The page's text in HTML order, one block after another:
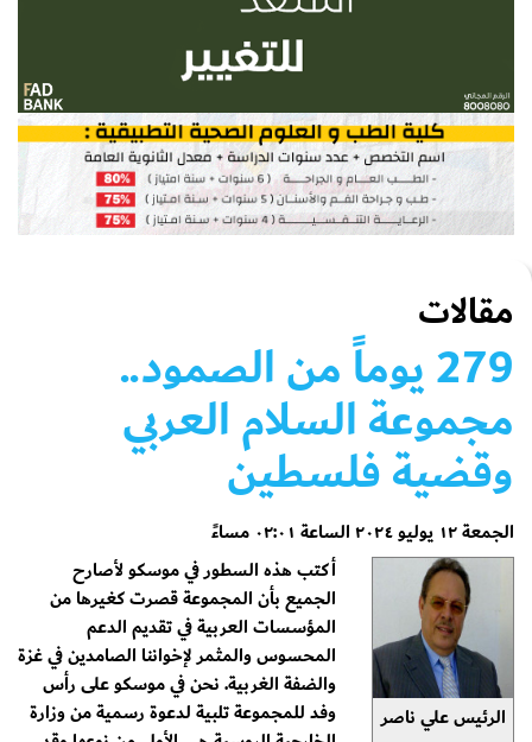
مقالات
279 يوماً من الصمود..
مجموعة السلام العربي
وقضية فلسطين
الجمعة ١٢ يوليو ٢٠٢٤ الساعة ٠٢:٠١ مساءً
الرئيس علي ناصر
أكتب هذه السطور في موسكو لأصارح
الجميع بأن المجموعة قصرت كغيرها من
المؤسسات العربية في تقديم الدعم
المحسوس والمثمر لإخواننا الصامدين في غزة
والضفة الغربية. نحن في موسكو على رأس
وفد للمجموعة تلبية لدعوة رسمية من وزارة